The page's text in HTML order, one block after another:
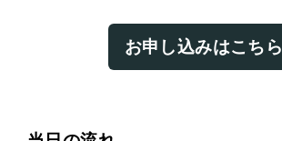
お申し込みはこちら